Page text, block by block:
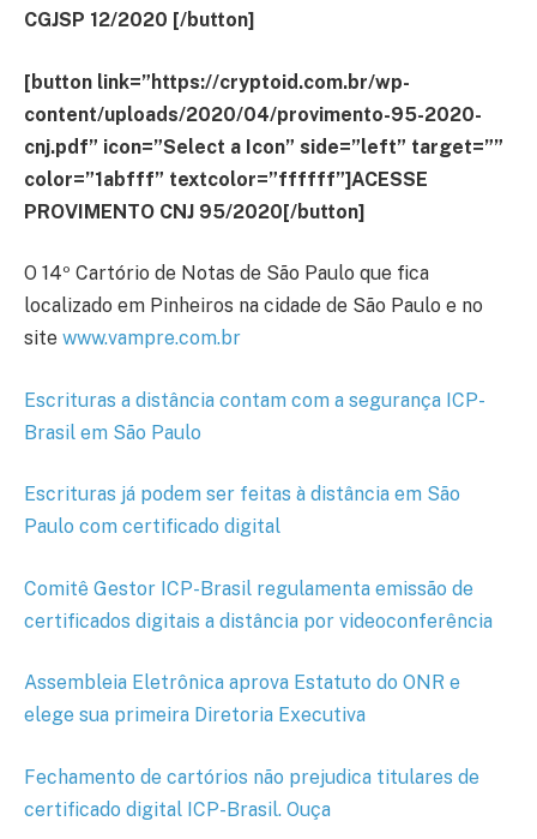
CGJSP 12/2020 [/button]
[button link=”https://cryptoid.com.br/wp-
content/uploads/2020/04/provimento-95-2020-
cnj.pdf” icon=”Select a Icon” side=”left” target=””
color=”1abfff” textcolor=”ffffff”]ACESSE
PROVIMENTO CNJ 95/2020[/button]
O 14º Cartório de Notas de São Paulo que fica
localizado em Pinheiros na cidade de São Paulo e no
site www.vampre.com.br
Escrituras a distância contam com a segurança ICP-
Brasil em São Paulo
Escrituras já podem ser feitas à distância em São
Paulo com certificado digital
Comitê Gestor ICP-Brasil regulamenta emissão de
certificados digitais a distância por videoconferência
Assembleia Eletrônica aprova Estatuto do ONR e
elege sua primeira Diretoria Executiva
Fechamento de cartórios não prejudica titulares de
certificado digital ICP-Brasil. Ouça